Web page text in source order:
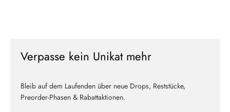
Verpasse kein Unikat mehr
Bleib auf dem Laufenden über neue Drops, Reststücke,
Preorder-Phasen & Rabattaktionen.